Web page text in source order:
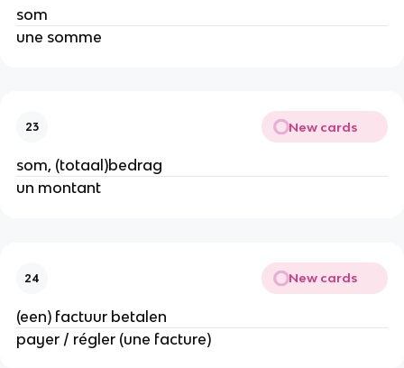
som
une somme
23 New cards
som, (totaal)bedrag
un montant
24 New cards
(een) factuur betalen
payer / régler (une facture)